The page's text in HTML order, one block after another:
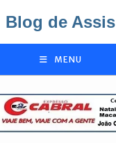
Blog de Assis
MENU